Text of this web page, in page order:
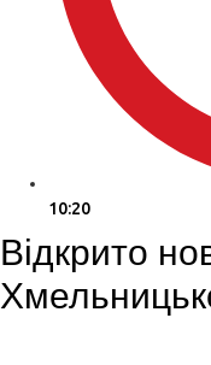
10:20
Відкрито